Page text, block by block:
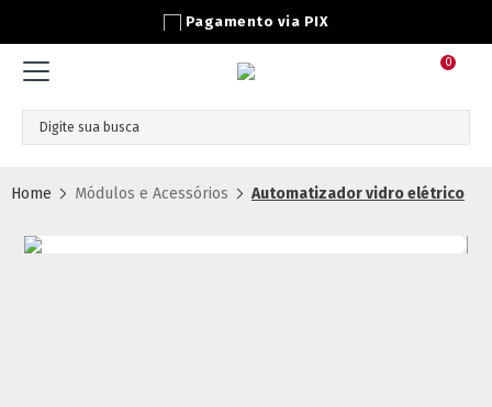
Pagamento via PIX
0
Módulos e Acessórios Automatizador vidro elétrico